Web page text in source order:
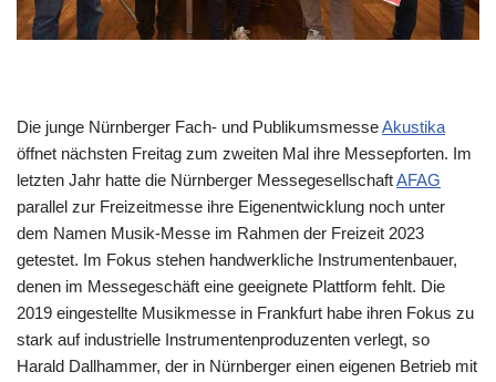
Die junge Nürnberger Fach- und PublikumsmesseAkustika
öffnet nächsten Freitag zum zweiten Mal ihre Messepforten. Im
letzten Jahr hatte die Nürnberger MessegesellschaftAFAG
parallel zur Freizeitmesse ihre Eigenentwicklung noch unter
dem Namen Musik-Messe im Rahmen der Freizeit 2023
getestet. Im Fokus stehen handwerkliche Instrumentenbauer,
denen im Messegeschäft eine geeignete Plattform fehlt. Die
2019 eingestellte Musikmesse in Frankfurt habe ihren Fokus zu
stark auf industrielle Instrumentenproduzenten verlegt, so
Harald Dallhammer, der in Nürnberger einen eigenen Betrieb mit